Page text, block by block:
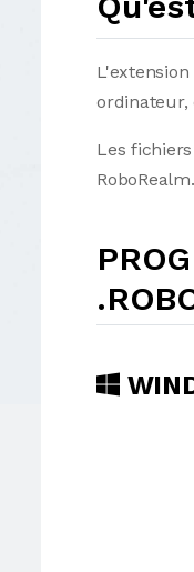
ordinateur,
Les
RoboRealm.